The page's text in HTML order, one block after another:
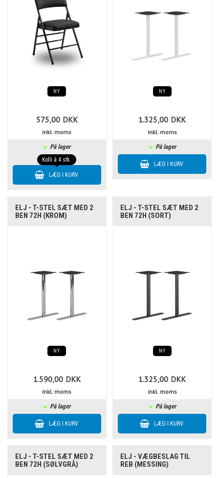
NY
575,00 DKK
inkl. moms
På lager
Kolli á 4 stk.
NY
1.325,00 DKK
inkl. moms
På lager
ELJ - T-STEL SÆT MED 2
BEN 72H (KROM)
NY
1.590,00 DKK
inkl. moms
På lager
ELJ - T-STEL SÆT MED 2
BEN 72H (SORT)
NY
1.325,00 DKK
inkl. moms
På lager
ELJ - T-STEL SÆT MED 2
BEN 72H (SØLVGRÅ)
ELJ - VÆGBESLAG TIL
REB (MESSING)